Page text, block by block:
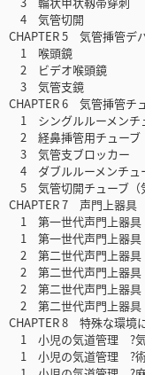
4 気管切開
CHAPTER 5 気管挿管デ
1 喉頭鏡
2 ビデオ喉頭鏡
3 気管支鏡
CHAPTER 6 気管挿管チ
1 シングルルーメンチ
2 経鼻挿管用チューブ
3 気管支ブロッカー
4 ダブルルーメンチュ
5 気管切開チューブ（
CHAPTER 7 声門上器具
1 第一世代声門上器
1 第一世代声門上器
2 第二世代声門上器
2 第二世代声門上器
2 第二世代声門上器
2 第二世代声門上器
CHAPTER 8 特殊な環境
1 小児の気道管理 ?
1 小児の気道管理 ?術